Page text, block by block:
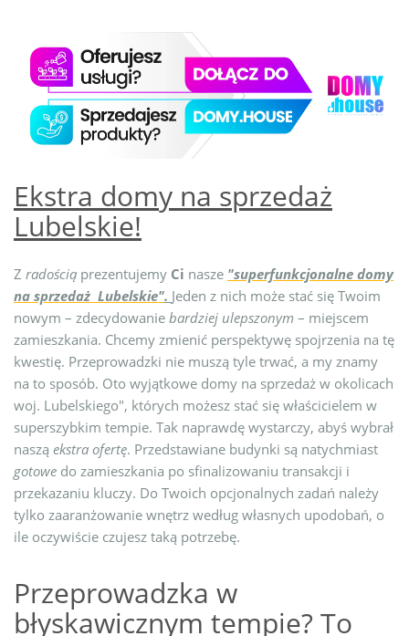
Ekstra domy na sprzedaż
Lubelskie!
Z radością prezentujemy Ci nasze "superfunkcjonalne domy
na sprzedaż Lubelskie". Jeden z nich może stać się Twoim
nowym – zdecydowanie bardziej ulepszonym – miejscem
zamieszkania. Chcemy zmienić perspektywę spojrzenia na tę
kwestię. Przeprowadzki nie muszą tyle trwać, a my znamy
na to sposób. Oto wyjątkowe domy na sprzedaż w okolicach
woj. Lubelskiego", których możesz stać się właścicielem w
superszybkim tempie. Tak naprawdę wystarczy, abyś wybrał
naszą ekstra ofertę. Przedstawiane budynki są natychmiast
gotowe do zamieszkania po sfinalizowaniu transakcji i
przekazaniu kluczy. Do Twoich opcjonalnych zadań należy
tylko zaaranżowanie wnętrz według własnych upodobań, o
ile oczywiście czujesz taką potrzebę.
Przeprowadzka w
błyskawicznym tempie? To